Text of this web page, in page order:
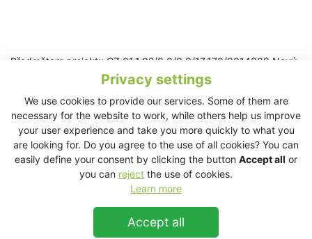
Privacy settings
We use cookies to provide our services. Some of them are
necessary for the website to work, while others help us improve
your user experience and take you more quickly to what you
are looking for. Do you agree to the use of all cookies? You can
easily define your consent by clicking the button Accept all or
you can reject the use of cookies.
Learn more
Accept all
Předmětem projektu CZ.01.1.02/0.0/0.0/17_170/0014889 Nový
kompaktní reprobox ESD Cube je pořízení výrobních technologií
a realizace stavebních úprav pro zavedení výroby kompaktního
zvukového systému pro ozvučení menších akustických
složitých prostor, který rozšíří tržní záběr žadatele o nový
segment trhu.
Hlavní cíle a výsledky projektu:
Zavedení kompaktního zvukového systému ESD Cube do
Na realizaci projektu je poskytována finanční podpora